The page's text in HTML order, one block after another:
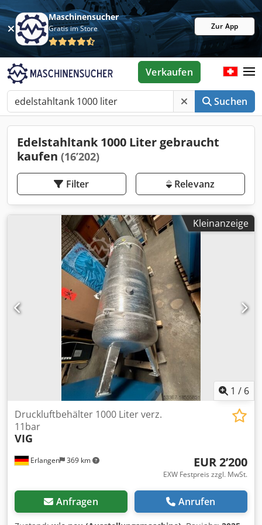
Maschinensucher
Gratis im Store Zur App
Suchen
Verkaufen
Edelstahltank 1000 Liter gebraucht
kaufen (16’202)
Filter Relevanz
Kleinanzeige
1 / 6
Erlangen 369 km
Druckluftbehälter 1000 Liter verz.
11bar
VIG
EUR 2’200
EXW Festpreis zzgl. MwSt.
Anfragen Anrufen